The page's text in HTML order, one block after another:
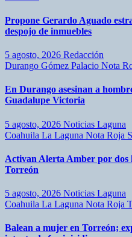
Propone Gerardo Aguado
despojo de inmuebles
5 agosto, 2026 Redacción
Durango Gómez Palacio Nota
En Durango asesinan a
Guadalupe Victoria
5 agosto, 2026 Noticias Laguna
Coahuila La Laguna Nota Roja
Activan Alerta Amber por dos
Torreón
5 agosto, 2026 Noticias Laguna
Coahuila La Laguna Nota Roja
Balean a mujer en Torreón;